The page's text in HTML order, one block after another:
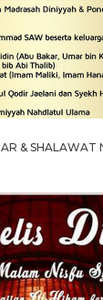
& SHALAWAT